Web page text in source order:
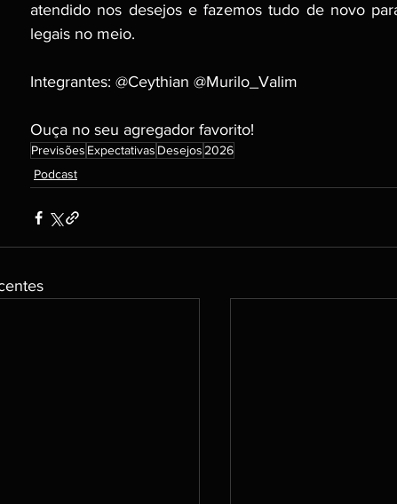
atendido nos desejos e fazemos tudo de novo
legais no meio.
Integrantes: @Ceythian @Murilo_Valim
Ouça no seu agregador favorito!
Previsões Expectativas Desejos 2026
Podcast